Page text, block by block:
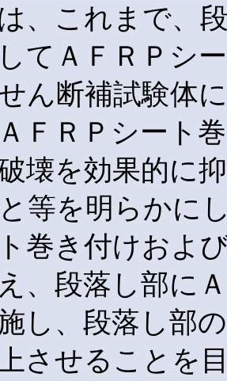
、これまで、
てＡＦＲＰシ
ん断補試験体
ＦＲＰシート
壊を効果的に
等を明らかに
巻き付けおよ
、段落し部に
し、段落し部
させることを